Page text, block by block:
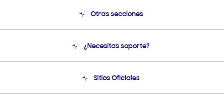
Otras secciones
Soporte
¿Necesitas soporte?
Soporte vía eMail
Sitios Oficiales